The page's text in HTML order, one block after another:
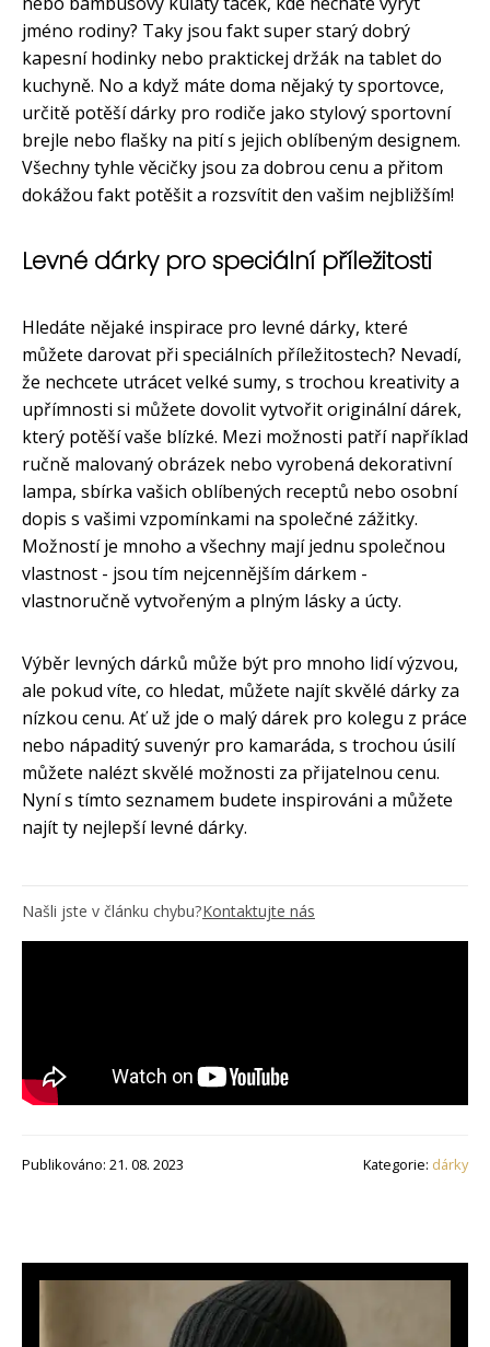
jméno rodiny? Taky jsou fakt super starý dobrý
kapesní hodinky nebo praktickej držák na tablet do
kuchyně. No a když máte doma nějaký ty sportovce,
určitě potěší dárky pro rodiče jako stylový sportovní
brejle nebo flašky na pití s jejich oblíbeným designem.
Všechny tyhle věcičky jsou za dobrou cenu a přitom
dokážou fakt potěšit a rozsvítit den vašim nejbližším!
Levné dárky pro speciální příležitosti
Hledáte nějaké inspirace pro levné dárky, které
můžete darovat při speciálních příležitostech? Nevadí,
že nechcete utrácet velké sumy, s trochou kreativity a
upřímnosti si můžete dovolit vytvořit originální dárek,
který potěší vaše blízké. Mezi možnosti patří například
ručně malovaný obrázek nebo vyrobená dekorativní
lampa, sbírka vašich oblíbených receptů nebo osobní
dopis s vašimi vzpomínkami na společné zážitky.
Možností je mnoho a všechny mají jednu společnou
vlastnost - jsou tím nejcennějším dárkem -
vlastnoručně vytvořeným a plným lásky a úcty.
Výběr levných dárků může být pro mnoho lidí výzvou,
ale pokud víte, co hledat, můžete najít skvělé dárky za
nízkou cenu. Ať už jde o malý dárek pro kolegu z práce
nebo nápaditý suvenýr pro kamaráda, s trochou úsilí
můžete nalézt skvělé možnosti za přijatelnou cenu.
Nyní s tímto seznamem budete inspirováni a můžete
najít ty nejlepší levné dárky.
Našli jste v článku chybu?Kontaktujte nás
Publikováno: 21. 08. 2023 Kategorie: dárky